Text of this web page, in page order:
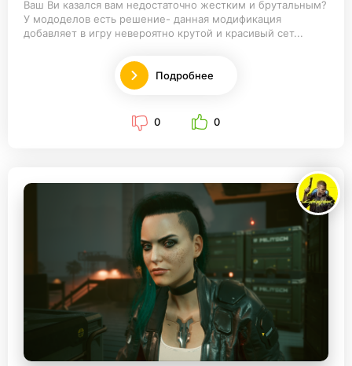
Ваш Ви казался вам недостаточно жестким и брутальным?
У мододелов есть решение- данная модификация
добавляет в игру невероятно крутой и красивый сет...
Подробнее
0 0